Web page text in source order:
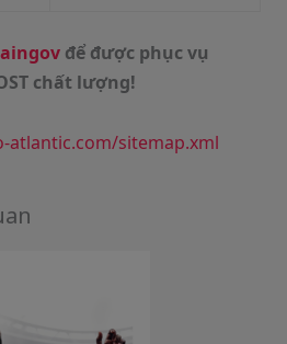
để được phục vụ
chất lượng!
atlantic.com/sitemap.xml